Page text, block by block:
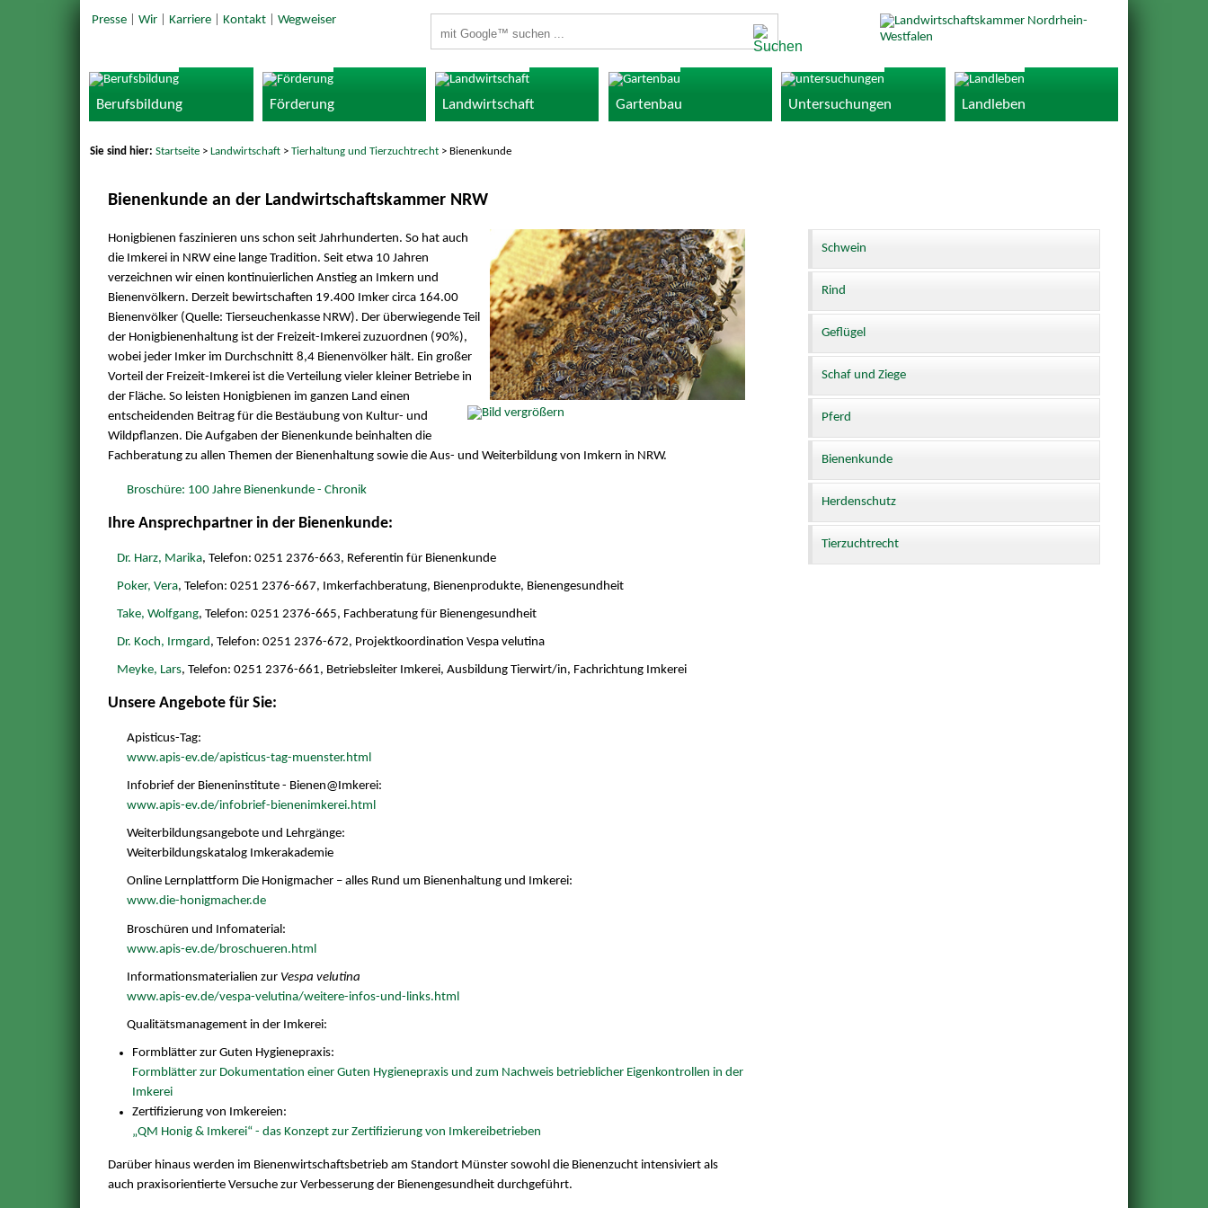
Presse| Wir| Karriere| Kontakt| Wegweiser
Berufsbildung Förderung Landwirtschaft Gartenbau Untersuchungen Landleben
Sie sind hier:Startseite >Landwirtschaft >Tierhaltung und Tierzuchtrecht > Bienenkunde
Bienenkunde an der Landwirtschaftskammer NRW
Honigbienen faszinieren uns schon seit Jahrhunderten. So hat auch
die Imkerei in NRW eine lange Tradition. Seit etwa 10 Jahren
verzeichnen wir einen kontinuierlichen Anstieg an Imkern und
Bienenvölkern. Derzeit bewirtschaften 19.400 Imker circa 164.00
Bienenvölker (Quelle: Tierseuchenkasse NRW). Der überwiegende Teil
der Honigbienenhaltung ist der Freizeit-Imkerei zuzuordnen (90%),
wobei jeder Imker im Durchschnitt 8,4 Bienenvölker hält. Ein großer
Vorteil der Freizeit-Imkerei ist die Verteilung vieler kleiner Betriebe in
der Fläche. So leisten Honigbienen im ganzen Land einen
entscheidenden Beitrag für die Bestäubung von Kultur- und
Wildpflanzen. Die Aufgaben der Bienenkunde beinhalten die
Fachberatung zu allen Themen der Bienenhaltung sowie die Aus- und Weiterbildung von Imkern in NRW.
Broschüre: 100 Jahre Bienenkunde - Chronik
Ihre Ansprechpartner in der Bienenkunde:
Dr. Harz, Marika, Telefon: 0251 2376-663, Referentin für Bienenkunde
Poker, Vera, Telefon: 0251 2376-667, Imkerfachberatung, Bienenprodukte, Bienengesundheit
Take, Wolfgang, Telefon: 0251 2376-665, Fachberatung für Bienengesundheit
Dr. Koch, Irmgard , Telefon: 0251 2376-672, Projektkoordination Vespa velutina
Meyke, Lars, Telefon: 0251 2376-661, Betriebsleiter Imkerei, Ausbildung Tierwirt/in, Fachrichtung Imkerei
Unsere Angebote für Sie:
Apisticus-Tag:
www.apis-ev.de/apisticus-tag-muenster.html
Infobrief der Bieneninstitute - Bienen@Imkerei:
www.apis-ev.de/infobrief-bienenimkerei.html
Weiterbildungsangebote und Lehrgänge:
Weiterbildungskatalog Imkerakademie
Online Lernplattform Die Honigmacher – alles Rund um Bienenhaltung und Imkerei:
www.die-honigmacher.de
Broschüren und Infomaterial:
www.apis-ev.de/broschueren.html
Informationsmaterialien zur Vespa velutina
www.apis-ev.de/vespa-velutina/weitere-infos-und-links.html
Qualitätsmanagement in der Imkerei:
Formblätter zur Guten Hygienepraxis:
Formblätter zur Dokumentation einer Guten Hygienepraxis und zum Nachweis betrieblicher Eigenkontrollen in der
Imkerei
Zertifizierung von Imkereien:
„QM Honig & Imkerei“ - das Konzept zur Zertifizierung von Imkereibetrieben
Darüber hinaus werden im Bienenwirtschaftsbetrieb am Standort Münster sowohl die Bienenzucht intensiviert als
auch praxisorientierte Versuche zur Verbesserung der Bienengesundheit durchgeführt.
Schwein
Rind
Geflügel
Schaf und Ziege
Pferd
Bienenkunde
Herdenschutz
Tierzuchtrecht